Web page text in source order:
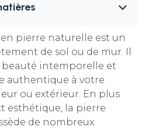
pierre naturelle est un
de sol ou de mur. Il
intemporelle et
authentique à votre
ou extérieur. En plus
esthétique, la pierre
de nombreux